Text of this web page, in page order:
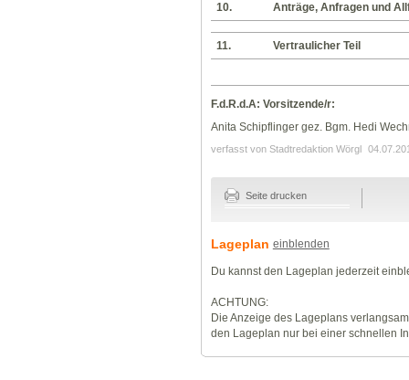
10. Anträge, Anfragen und
11. Vertraulicher Teil
F.d.R.d.A: Vorsitzende/r:
Anita Schipflinger gez. Bgm. Hedi
verfasst von Stadtredaktion Wörgl
Seite drucken
Lageplan einblenden
Du kannst den Lageplan jederzeit
ACHTUNG:
Die Anzeige des Lageplans
den Lageplan nur bei einer schnellen